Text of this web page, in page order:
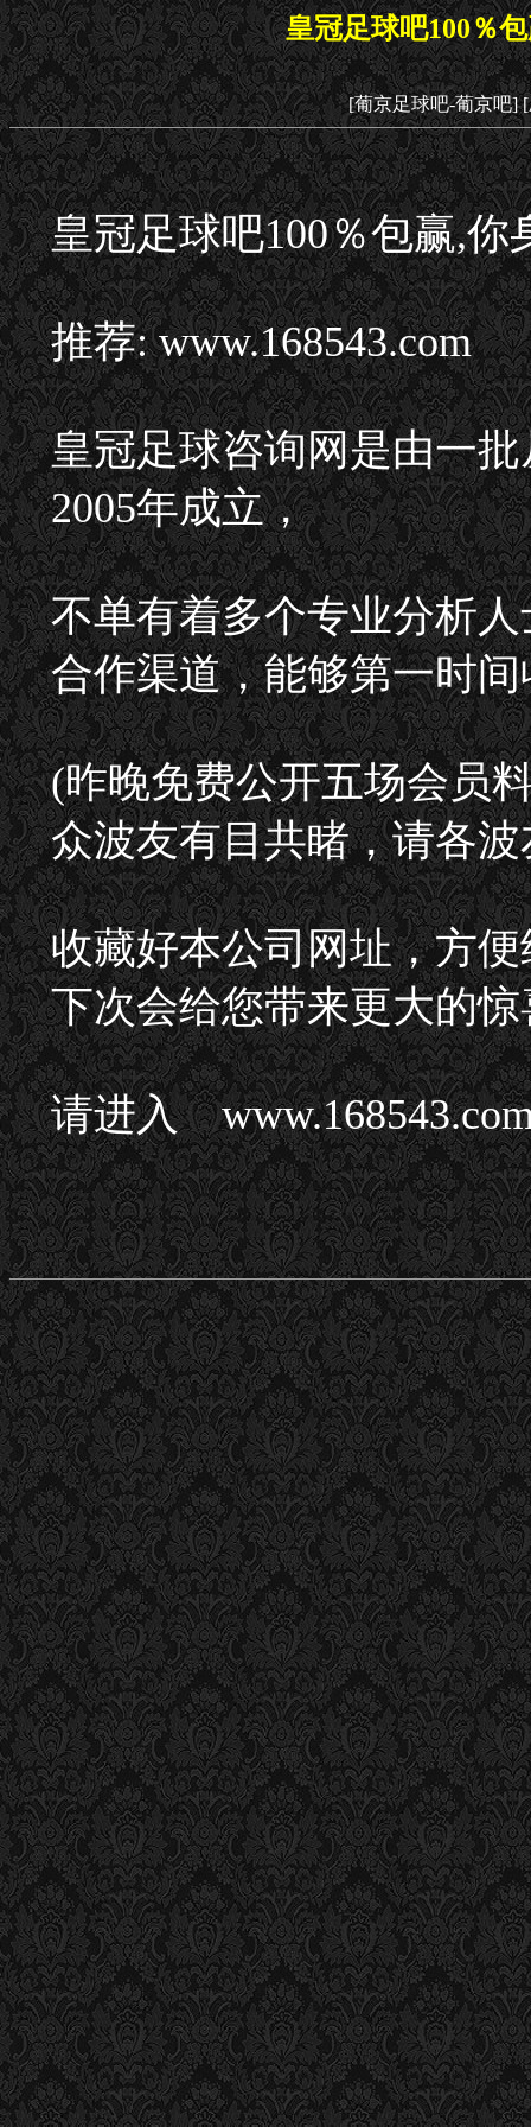
皇冠足球吧100％
[葡京足球吧-葡京吧] [
皇冠足球吧100％包赢,
推荐: www.168543.com
皇冠足球咨询网是由一
2005年成立，
不单有着多个专业分析
合作渠道，能够第一时
(昨晚免费公开五场会员
众波友有目共睹，请各波
收藏好本公司网址，方
下次会给您带来更大的惊
请进入